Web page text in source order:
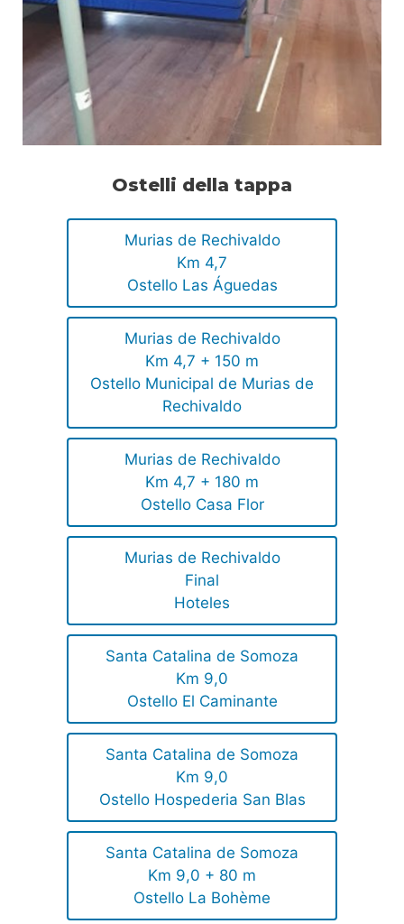
Ostelli della tappa
Murias de Rechivaldo
Km 4,7
Ostello Las Águedas
Murias de Rechivaldo
Km 4,7 + 150 m
Ostello Municipal de Murias de
Rechivaldo
Murias de Rechivaldo
Km 4,7 + 180 m
Ostello Casa Flor
Murias de Rechivaldo
Final
Hoteles
Santa Catalina de Somoza
Km 9,0
Ostello El Caminante
Santa Catalina de Somoza
Km 9,0
Ostello Hospederia San Blas
Santa Catalina de Somoza
Km 9,0 + 80 m
Ostello La Bohème